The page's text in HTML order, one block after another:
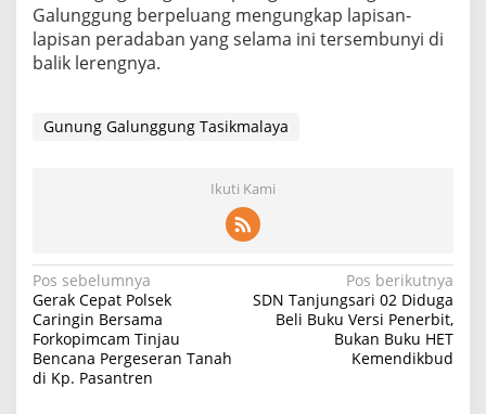
Galunggung berpeluang mengungkap lapisan-
lapisan peradaban yang selama ini tersembunyi di
balik lerengnya.
Gunung Galunggung Tasikmalaya
Ikuti Kami
Navigasi
pos
Pos sebelumnya
Gerak Cepat Polsek
Caringin Bersama
Forkopimcam Tinjau
Bencana Pergeseran Tanah
di Kp. Pasantren
Pos berikutnya
SDN Tanjungsari 02 Diduga
Beli Buku Versi Penerbit,
Bukan Buku HET
Kemendikbud